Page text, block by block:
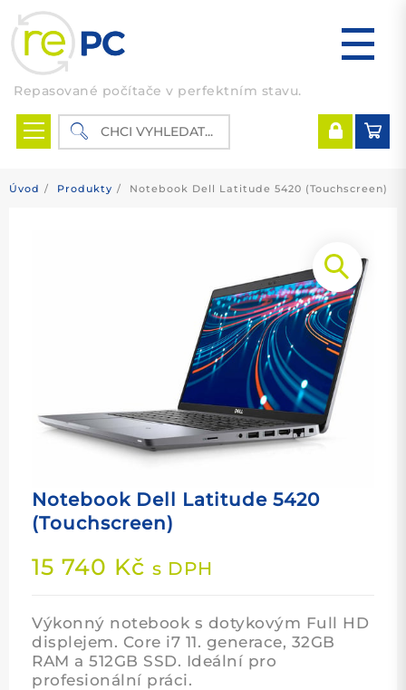
content
Repasované počítače v perfektním stavu.
Úvod Produkty Notebook Dell Latitude 5420 (Touchscreen)
Notebook Dell Latitude 5420
(Touchscreen)
15 740 Kč s DPH
Výkonný notebook s dotykovým Full HD
displejem. Core i7 11. generace, 32GB
RAM a 512GB SSD. Ideální pro
profesionální práci.